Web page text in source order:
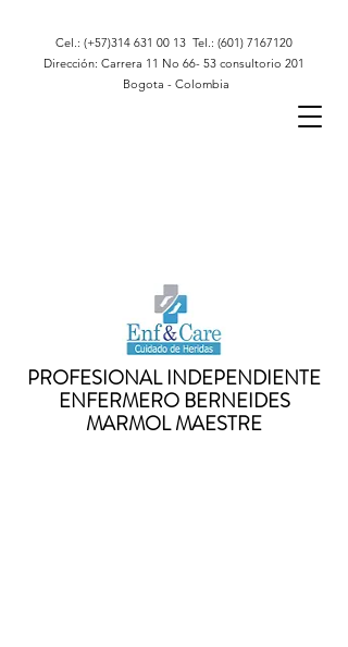
Cel.: (+57)314 631 00 13 Tel.: (601) 7167120
Dirección: Carrera 11 No 66- 53 consultorio 201
Bogota - Colombia
PROFESIONAL INDEPENDIENTE
ENFERMERO BERNEIDES
MARMOL MAESTRE